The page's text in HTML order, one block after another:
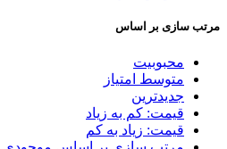
مرتب سازی بر اساس
محبوبیت
متوسط امتیاز
جدیدترین
قیمت: کم به زیاد
قیمت: زیاد به کم